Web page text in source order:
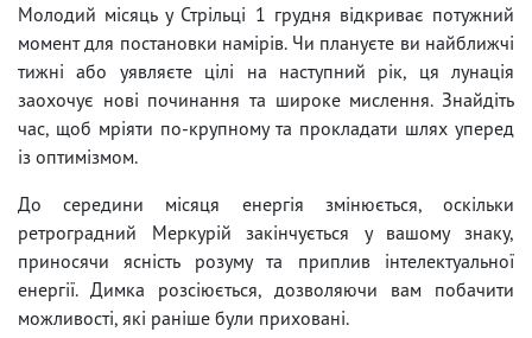
Молодий місяць у Стрільці 1 грудня відкриває потужний
момент для постановки намірів. Чи плануєте ви найближчі
тижні або уявляєте цілі на наступний рік, ця лунація
заохочує нові починання та широке мислення. Знайдіть
час, щоб мріяти по-крупному та прокладати шлях уперед
із оптимізмом.
До середини місяця енергія змінюється, оскільки
ретроградний Меркурій закінчується у вашому знаку,
приносячи ясність розуму та приплив інтелектуальної
енергії. Димка розсіюється, дозволяючи вам побачити
можливості, які раніше були приховані.